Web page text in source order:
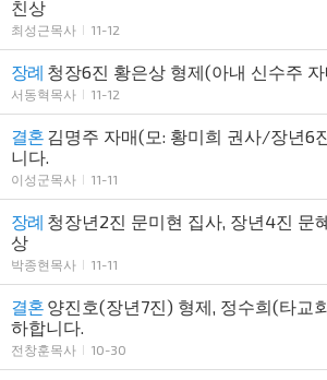
친상
최성근목사 11-12
장례 청장6진 황은상 형제(아내 신수주
서동혁목사 11-12
결혼 김명주 자매(모: 황미희 권사/장년6
니다.
이성군목사 11-11
장례 청장년2진 문미현 집사, 장년4진 문
상
박종현목사 11-11
결혼 양진호(장년7진) 형제, 정수희(타교
하합니다.
전창훈목사 10-30